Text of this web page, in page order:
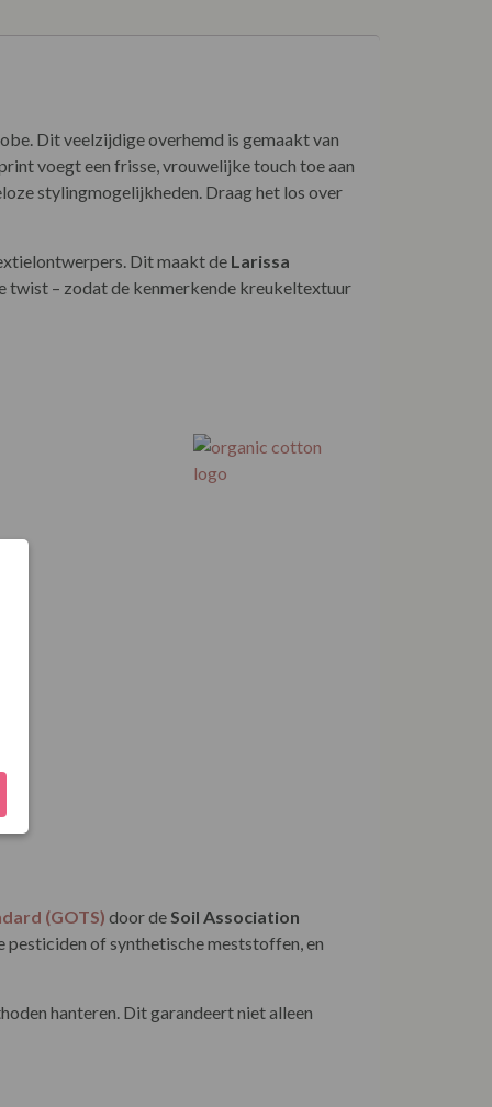
Dit veelzijdige overhemd is gemaakt van
voegt een frisse, vrouwelijke touch toe aan
stylingmogelijkheden. Draag het los over
Dit maakt de Larissa
twist – zodat de kenmerkende kreukeltextuur
(GOTS) door deSoil Association
of synthetische meststoffen, en
hanteren. Dit garandeert niet alleen